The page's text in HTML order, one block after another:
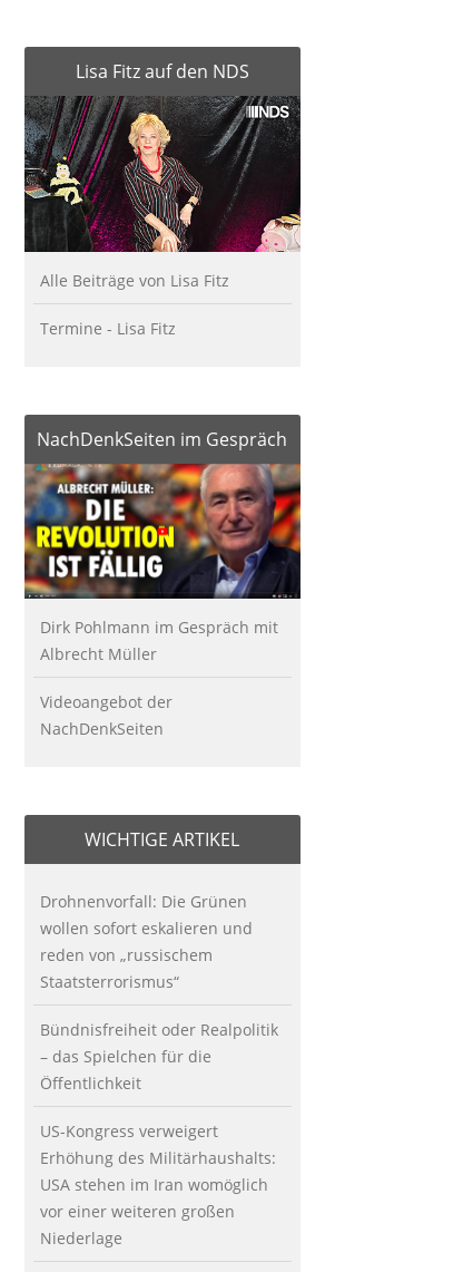
Lisa Fitz auf den NDS
Alle Beiträge von Lisa Fitz
Termine - Lisa Fitz
NachDenkSeiten im Gespräch
Dirk Pohlmann im Gespräch mit
Albrecht Müller
Videoangebot der
NachDenkSeiten
WICHTIGE ARTIKEL
Drohnenvorfall: Die Grünen
wollen sofort eskalieren und
reden von „russischem
Staatsterrorismus“
Bündnisfreiheit oder Realpolitik
– das Spielchen für die
Öffentlichkeit
US-Kongress verweigert
Erhöhung des Militärhaushalts:
USA stehen im Iran womöglich
vor einer weiteren großen
Niederlage